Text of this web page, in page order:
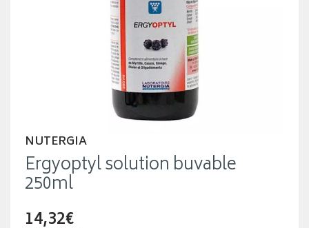
NUTERGIA
Ergyoptyl solution buvable
250ml
14,32€